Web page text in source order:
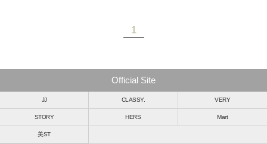
1
Official Site
JJ CLASSY. VERY
STORY HERS Mart
美ST